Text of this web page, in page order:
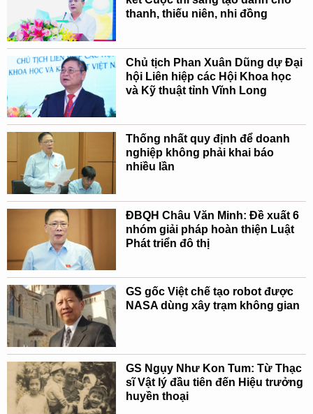
thanh, thiếu niên, nhi đồng
Chủ tịch Phan Xuân Dũng dự Đại
hội Liên hiệp các Hội Khoa học
và Kỹ thuật tỉnh Vĩnh Long
Thống nhất quy định để doanh
nghiệp không phải khai báo
nhiều lần
ĐBQH Châu Văn Minh: Đề xuất 6
nhóm giải pháp hoàn thiện Luật
Phát triển đô thị
GS gốc Việt chế tạo robot được
NASA dùng xây trạm không gian
GS Ngụy Như Kon Tum: Từ Thạc
sĩ Vật lý đầu tiên đến Hiệu trưởng
huyền thoại